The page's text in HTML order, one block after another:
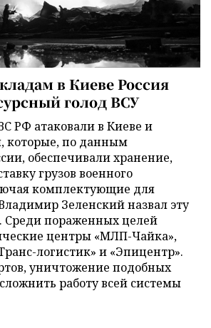
в Киеве Россия
голод ВСУ
РФ атаковали в Киеве и
которые, по данным
обеспечивали хранение,
грузов военного
комплектующие для
Зеленский назвал эту
Среди пораженных целей
центры «МЛП-Чайка»,
логистик» и «Эпицентр».
уничтожение подобных
работу всей системы